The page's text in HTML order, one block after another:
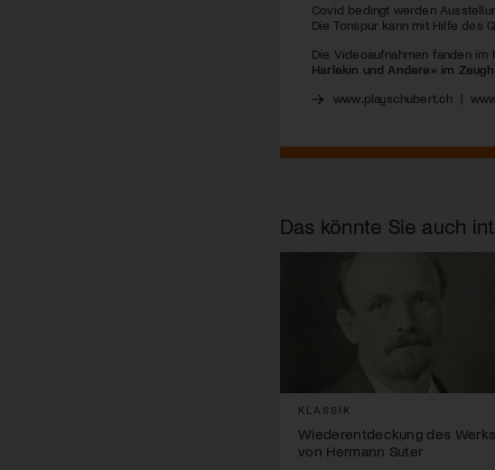
Covid bedingt werden
Die Tonspur kann mit Hilfe des
Die Videoaufnahmen fanden im
Harlekin und Andere» im
www.playschubert.ch |
Das könnte Sie auch
KLASSIK
Wiederentdeckung des Werks
von Hermann Suter